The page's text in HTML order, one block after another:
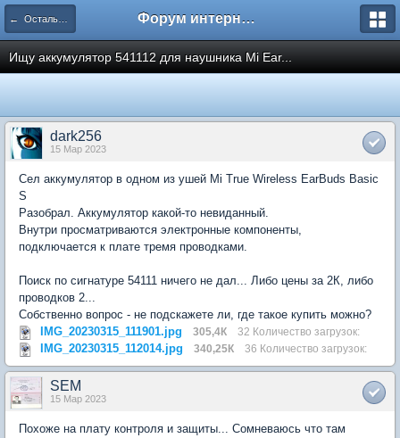
← Остальные вопросы (курилка) Форум интернет покупателей
Ищу аккумулятор 541112 для наушника Mi Ear...
dark256
15 Мар 2023
Сел аккумулятор в одном из ушей Mi True Wireless EarBuds Basic
S
Разобрал. Аккумулятор какой-то невиданный.
Внутри просматриваются электронные компоненты,
подключается к плате тремя проводками.
Поиск по сигнатуре 54111 ничего не дал... Либо цены за 2К, либо
проводков 2...
Собственно вопрос - не подскажете ли, где такое купить можно?
IMG_20230315_111901.jpg
305,4К 32 Количество загрузок:
IMG_20230315_112014.jpg 340,25К 36 Количество загрузок:
SEM
15 Мар 2023
Похоже на плату контроля и защиты... Сомневаюсь что там